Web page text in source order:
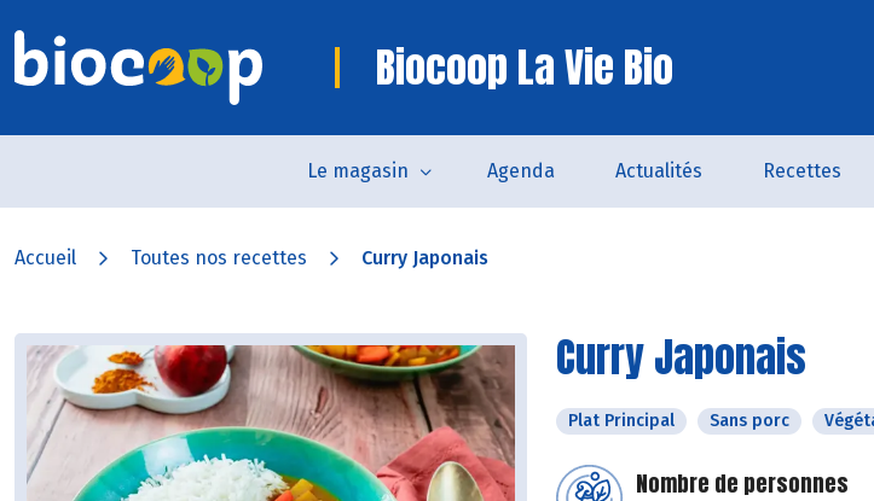
Biocoop La Vie Bio
Le magasin Agenda Actualités Recettes
Accueil Toutes nos recettes Curry Japonais
Curry Japonais
Plat Principal Sans porc
Nombre de personnes